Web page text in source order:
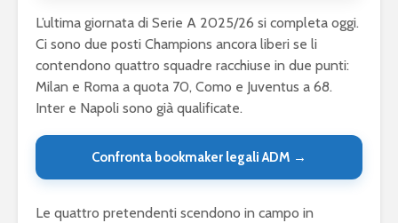
L’ultima giornata di Serie A 2025/26 si completa oggi.
Ci sono due posti Champions ancora liberi se li
contendono quattro squadre racchiuse in due punti:
Milan e Roma a quota 70, Como e Juventus a 68.
Inter e Napoli sono già qualificate.
Confronta bookmaker legali ADM →
Le quattro pretendenti scendono in campo in